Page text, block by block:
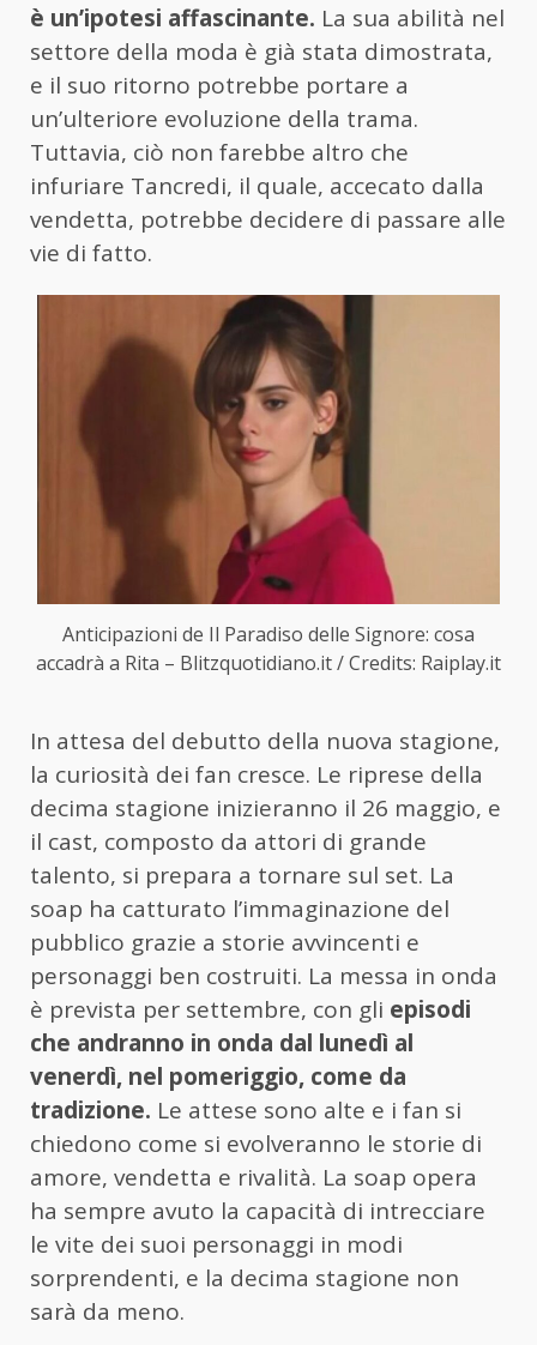
è un’ipotesi affascinante. La sua abilità nel
settore della moda è già stata dimostrata,
e il suo ritorno potrebbe portare a
un’ulteriore evoluzione della trama.
Tuttavia, ciò non farebbe altro che
infuriare Tancredi, il quale, accecato dalla
vendetta, potrebbe decidere di passare alle
vie di fatto.
Anticipazioni de Il Paradiso delle Signore: cosa
accadrà a Rita – Blitzquotidiano.it / Credits: Raiplay.it
In attesa del debutto della nuova stagione,
la curiosità dei fan cresce. Le riprese della
decima stagione inizieranno il 26 maggio, e
il cast, composto da attori di grande
talento, si prepara a tornare sul set. La
soap ha catturato l’immaginazione del
pubblico grazie a storie avvincenti e
personaggi ben costruiti. La messa in onda
è prevista per settembre, con gli episodi
che andranno in onda dal lunedì al
venerdì, nel pomeriggio, come da
tradizione. Le attese sono alte e i fan si
chiedono come si evolveranno le storie di
amore, vendetta e rivalità. La soap opera
ha sempre avuto la capacità di intrecciare
le vite dei suoi personaggi in modi
sorprendenti, e la decima stagione non
sarà da meno.